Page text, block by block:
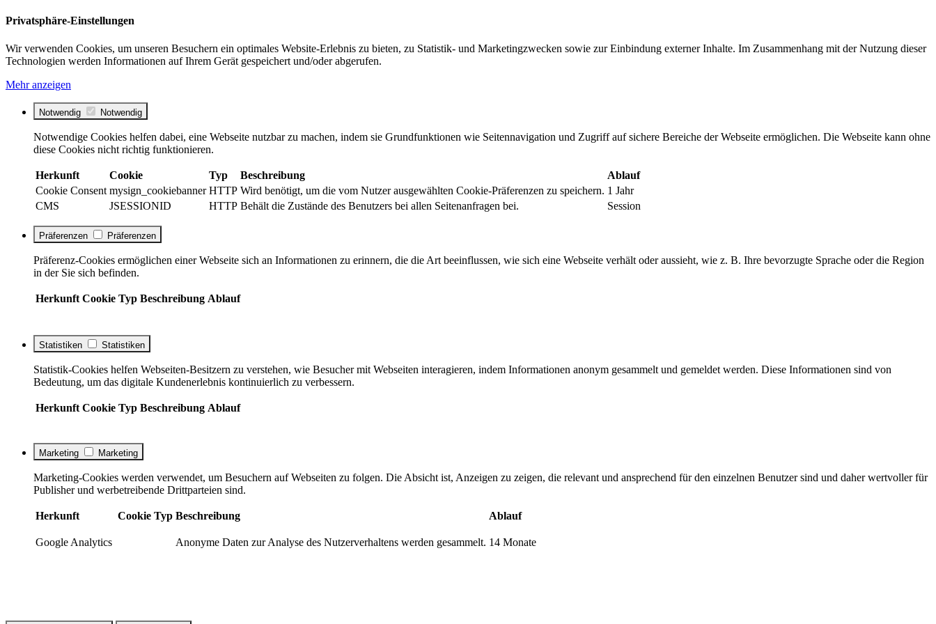
Privatsphäre-Einstellungen
Wir verwenden Cookies, um unseren Besuchern ein optimales Website-Erlebnis zu bieten, zu Statistik- und Marketingzwecken sowie zur Einbindung externer Inhalte. Im Zusammenhang mit der Nutzung dieser
Technologien werden Informationen auf Ihrem Gerät gespeichert und/oder abgerufen.
Mehr anzeigen
Notwendig Notwendig
Notwendige Cookies helfen dabei, eine Webseite nutzbar zu machen, indem sie Grundfunktionen wie Seitennavigation und Zugriff auf sichere Bereiche der Webseite ermöglichen. Die Webseite kann ohne
diese Cookies nicht richtig funktionieren.
Herkunft Cookie Typ Beschreibung
Ablauf
Cookie Consent mysign_cookiebanner HTTP Wird benötigt, um die vom Nutzer ausgewählten Cookie-Präferenzen zu speichern. 1 Jahr
CMS
JSESSIONID HTTP Behält die Zustände des Benutzers bei allen Seitenanfragen bei. Session
Präferenzen Präferenzen
Präferenz-Cookies ermöglichen einer Webseite sich an Informationen zu erinnern, die die Art beeinflussen, wie sich eine Webseite verhält oder aussieht, wie z. B. Ihre bevorzugte Sprache oder die Region
in der Sie sich befinden.
Herkunft Cookie Typ Beschreibung Ablauf
Statistiken Statistiken
Statistik-Cookies helfen Webseiten-Besitzern zu verstehen, wie Besucher mit Webseiten interagieren, indem Informationen anonym gesammelt und gemeldet werden. Diese Informationen sind von
Bedeutung, um das digitale Kundenerlebnis kontinuierlich zu verbessern.
Herkunft Cookie Typ Beschreibung Ablauf
Marketing Marketing
Marketing-Cookies werden verwendet, um Besuchern auf Webseiten zu folgen. Die Absicht ist, Anzeigen zu zeigen, die relevant und ansprechend für den einzelnen Benutzer sind und daher wertvoller für
Publisher und werbetreibende Drittparteien sind.
Herkunft Cookie Typ Beschreibung Ablauf
Google Analytics Anonyme Daten zur Analyse des Nutzerverhaltens werden gesammelt. 14 Monate